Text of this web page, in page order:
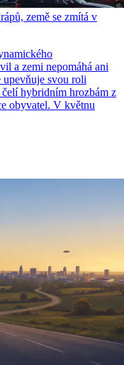
země se zmítá v
a zemi nepomáhá ani
svou roli
hybridním hrozbám z
obyvatel. V květnu